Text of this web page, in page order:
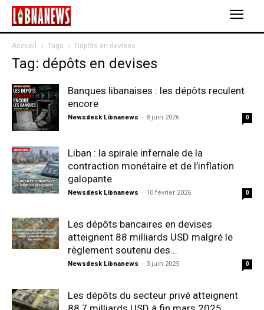
Accueil Tags Dépôts en devises
Tag: dépôts en devises
Banques libanaises : les dépôts reculent
encore
Newsdesk Libnanews - 8 juin 2026 0
Liban : la spirale infernale de la
contraction monétaire et de l’inflation
galopante
Newsdesk Libnanews - 10 février 2026 0
Les dépôts bancaires en devises
atteignent 88 milliards USD malgré le
règlement soutenu des...
Newsdesk Libnanews - 3 juin 2025 0
Les dépôts du secteur privé atteignent